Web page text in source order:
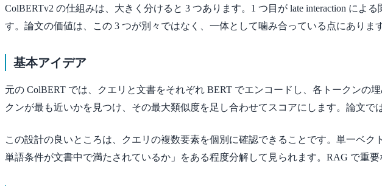
ColBERTv2 の仕組みは、大きく分けると 3 つあります。1 つ目が late interaction によ
す。論文の価値は、この 3 つが別々ではなく、一体として噛み合っている点にあります
基本アイデア
元の ColBERT では、クエリと文書をそれぞれ BERT でエンコードし、各トークン
クンが最も近いかを見つけ、その最大類似度を足し合わせてスコアにします。論文で
この設計の良いところは、クエリの複数要素を個別に確認できることです。単一ベ
単語条件が文書中で満たされているか」をある程度分解して見られます。RAG で重